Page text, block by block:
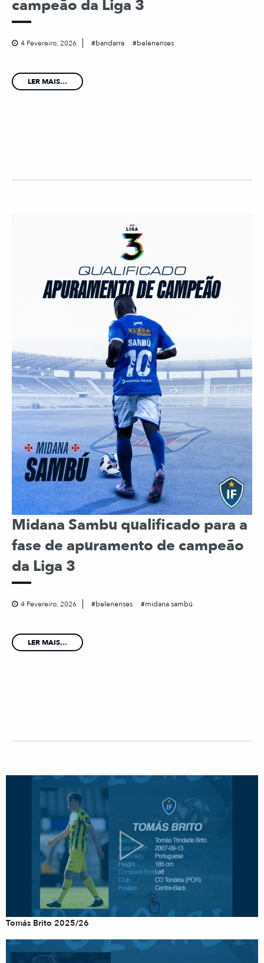
campeão da Liga 3
4 Fevereiro, 2026 bandarra belenenses
LER MAIS...
Midana Sambu qualificado para a
fase de apuramento de campeão
da Liga 3
4 Fevereiro, 2026 belenenses midana sambú
LER MAIS...
Tomás Brito 2025/26